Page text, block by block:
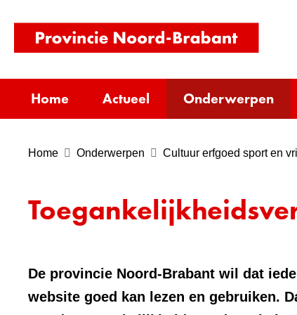
Home Actueel Onderwerpen
Home Onderwerpen Cultuur erfgoed sport en
De provincie Noord-Brabant wil dat
website goed kan lezen en gebruiken.